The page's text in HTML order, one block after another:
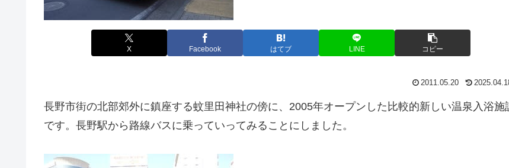
X Facebook はてブ LINE コピー
2011.05.20
長野市街の北部郊外に鎮座する蚊里田神社の傍に、2005年オープンした比較的新しい温泉入浴施
です。長野駅から路線バスに乗っていってみることにしました。